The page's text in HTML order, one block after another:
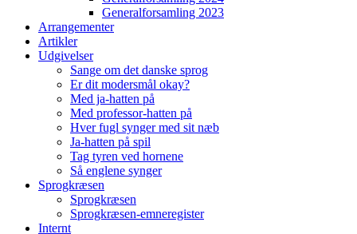
Generalforsamling 2023
Arrangementer
Artikler
Udgivelser
Sange om det danske sprog
Er dit modersmål okay?
Med ja-hatten på
Med professor-hatten på
Hver fugl synger med sit næb
Ja-hatten på spil
Tag tyren ved hornene
Så englene synger
Sprogkræsen
Sprogkræsen
Sprogkræsen-emneregister
Internt